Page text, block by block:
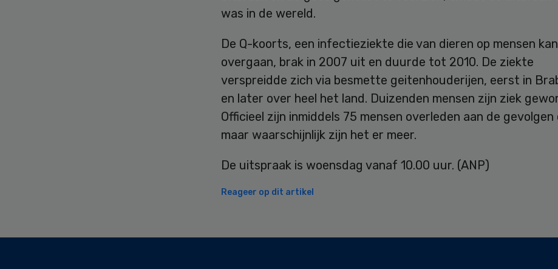
was in de wereld.
De Q-koorts, een infectieziekte die van dieren op mensen kan
overgaan, brak in 2007 uit en duurde tot 2010. De ziekte
verspreidde zich via besmette geitenhouderijen, eerst in
en later over heel het land. Duizenden mensen zijn ziek
Officieel zijn inmiddels 75 mensen overleden aan de gevolgen
maar waarschijnlijk zijn het er meer.
De uitspraak is woensdag vanaf 10.00 uur. (ANP)
Reageer op dit artikel